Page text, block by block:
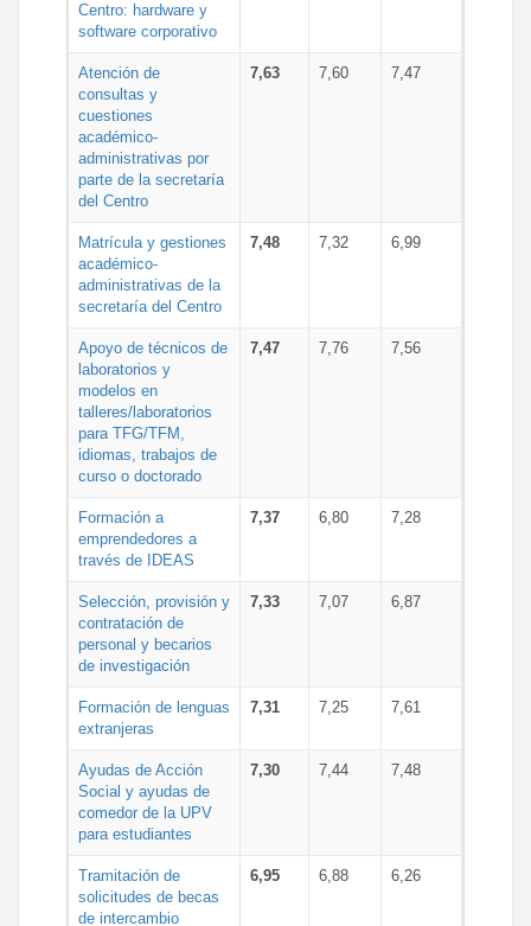
Centro: hardware y
software corporativo
Atención de
consultas y
cuestiones
académico-
administrativas por
parte de la secretaría
del Centro
7,63 7,60 7,47
Matrícula y gestiones
académico-
administrativas de la
secretaría del Centro
7,48 7,32 6,99
Apoyo de técnicos de
laboratorios y
modelos en
talleres/laboratorios
para TFG/TFM,
idiomas, trabajos de
curso o doctorado
7,47 7,76 7,56
Formación a
emprendedores a
través de IDEAS
7,37 6,80 7,28
Selección, provisión y
contratación de
personal y becarios
de investigación
7,33 7,07 6,87
Formación de lenguas
extranjeras
7,31 7,25 7,61
Ayudas de Acción
Social y ayudas de
comedor de la UPV
para estudiantes
7,30 7,44 7,48
Tramitación de
solicitudes de becas
de intercambio
6,95 6,88 6,26